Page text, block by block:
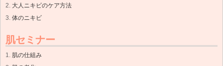
大人ニキビのケア方法
体のニキビ
肌セミナー
肌の仕組み